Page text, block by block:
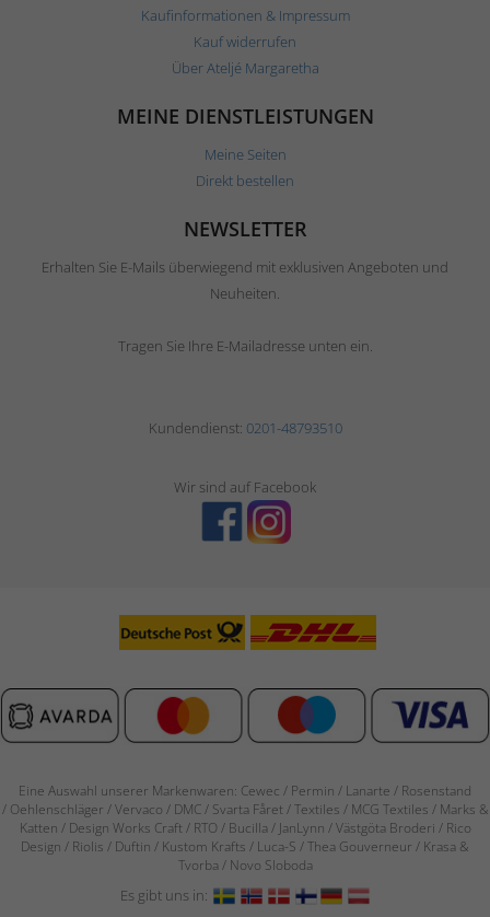
Kaufinformationen & Impressum
Kauf widerrufen
Über Ateljé Margaretha
MEINE DIENSTLEISTUNGEN
Meine Seiten
Direkt bestellen
NEWSLETTER
Erhalten Sie E-Mails überwiegend mit exklusiven Angeboten und
Neuheiten.
Tragen Sie Ihre E-Mailadresse unten ein.
Kundendienst: 0201-48793510
Wir sind auf Facebook
Eine Auswahl unserer Markenwaren: Cewec / Permin / Lanarte / Rosenstand
/ Oehlenschläger / Vervaco / DMC / Svarta Fåret / Textiles / MCG Textiles / Marks &
Katten / Design Works Craft / RTO / Bucilla / JanLynn / Västgöta Broderi / Rico
Design / Riolis / Duftin / Kustom Krafts / Luca-S / Thea Gouverneur / Krasa &
Tvorba / Novo Sloboda
Es gibt uns in: